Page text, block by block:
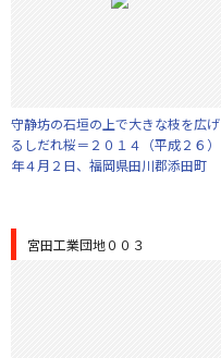
守静坊の石垣の上で大きな枝を広げ
るしだれ桜＝２０１４（平成２６）
年４月２日、福岡県田川郡添田町
宮田工業団地００３